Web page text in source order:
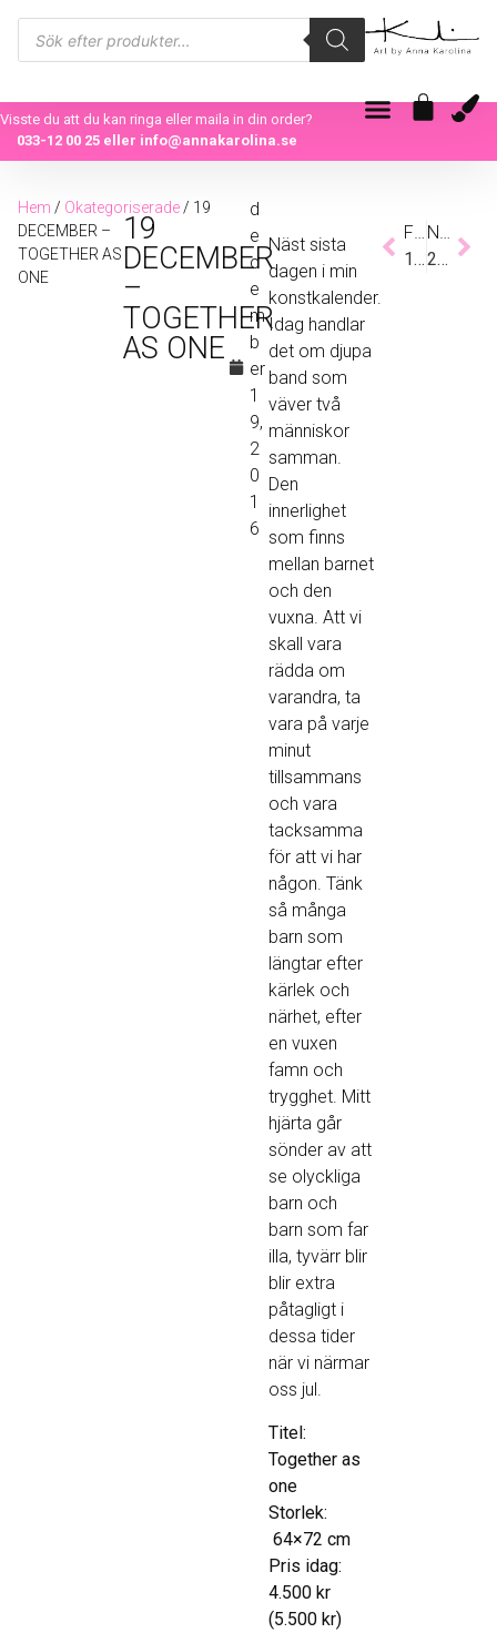
Visste du att du kan ringa eller maila in din order?
033-12 00 25eller info@annakarolina.se
Hem / Okategoriserade/ 19
DECEMBER –
TOGETHER AS
ONE
19
DECEMBER
–
TOGETHER
AS ONE
d
e
c
e
m
b
er
1
9,
2
0
1
6
Näst sista
dagen i min
konstkalender.
Idag handlar
det om djupa
band som
väver två
människor
samman.
Den
innerlighet
som finns
mellan barnet
och den
vuxna. Att vi
skall vara
rädda om
varandra, ta
vara på varje
minut
tillsammans
och vara
tacksamma
för att vi har
någon. Tänk
så många
barn som
längtar efter
kärlek och
närhet, efter
en vuxen
famn och
trygghet. Mitt
hjärta går
sönder av att
se olyckliga
barn och
barn som far
illa, tyvärr blir
blir extra
påtagligt i
dessa tider
när vi närmar
oss jul.
Titel:
Together as
one
Storlek:
64×72 cm
Pris idag:
4.500 kr
(5.500 kr)
Föregående
18 DECEMBER – LOST IN SPACE
Nästa
20 DECEMBER – SINCERE LOVE